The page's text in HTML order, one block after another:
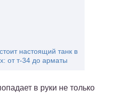
настоящий танк в
от т-34 до арматы
в руки не только